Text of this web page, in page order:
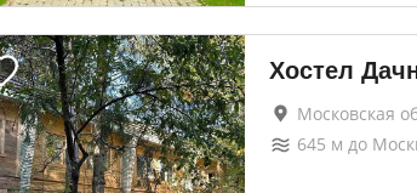
Хостел
Московская
645 м до